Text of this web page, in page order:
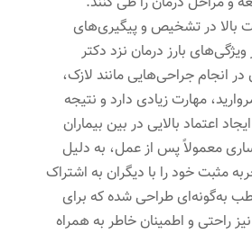
در تشخیص و پیگیری‌های
بارز درمان نزد دکتر
انجام جراحی‌هایی مانند لازک،
مهارت زیادی دارد و نتیجه
اعتماد بالایی در بین بیماران
معمولاً پس از عمل، به دلیل
مثبت خود را با دیگران به اشتراک
به‌گونه‌ای طراحی شده که برای
راحتی و اطمینان خاطر به همراه